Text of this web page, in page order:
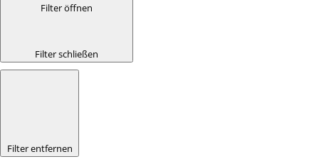
Filter öffnen
Filter schließen
Filter entfernen